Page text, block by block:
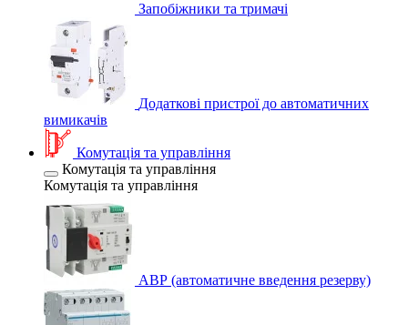
Запобіжники та тримачі
Додаткові пристрої до автоматичних
вимикачів
Комутація та управління
Комутація та управління
Комутація та управління
АВР (автоматичне введення резерву)